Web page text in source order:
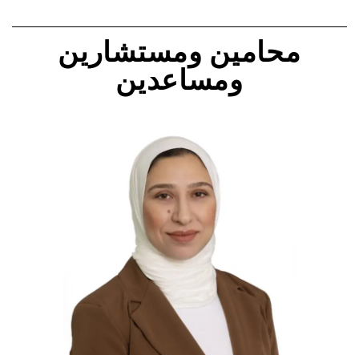
محامين ومستشارين
ومساعدين